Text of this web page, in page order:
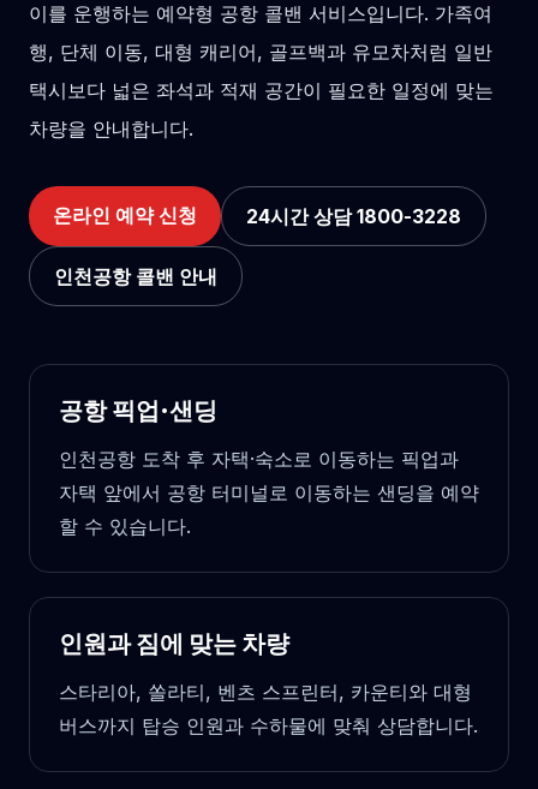
이를 운행하는 예약형 공항 콜밴 서비스입니다. 가족여
행, 단체 이동, 대형 캐리어, 골프백과 유모차처럼 일반
택시보다 넓은 좌석과 적재 공간이 필요한 일정에 맞는
차량을 안내합니다.
온라인 예약 신청 24시간 상담 1800-3228
인천공항 콜밴 안내
공항 픽업·샌딩
인천공항 도착 후 자택·숙소로 이동하는 픽업과
자택 앞에서 공항 터미널로 이동하는 샌딩을 예약
할 수 있습니다.
인원과 짐에 맞는 차량
스타리아, 쏠라티, 벤츠 스프린터, 카운티와 대형
버스까지 탑승 인원과 수하물에 맞춰 상담합니다.